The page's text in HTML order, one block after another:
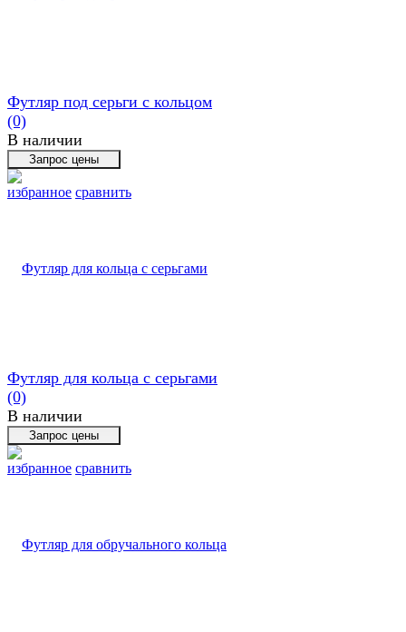
избранное сравнить
Футляр под серьги с кольцом
(0)
В наличии
избранное сравнить
Футляр для кольца с серьгами
(0)
В наличии